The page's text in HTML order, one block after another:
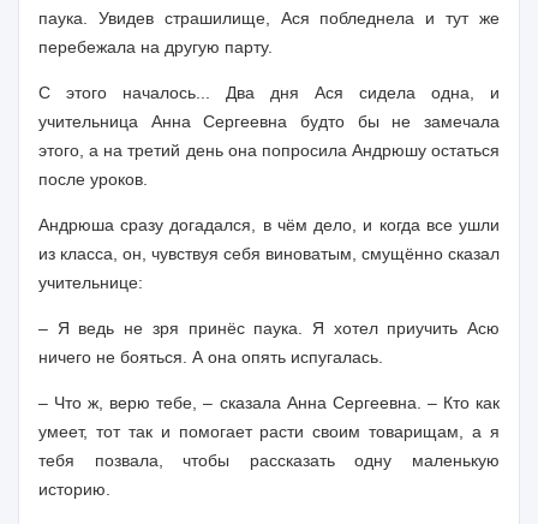
паука. Увидев страшилище, Ася побледнела и тут же
перебежала на другую парту.
С этого началось... Два дня Ася сидела одна, и
учительница Анна Сергеевна будто бы не замечала
этого, а на третий день она попросила Андрюшу остаться
после уроков.
Андрюша сразу догадался, в чём дело, и когда все ушли
из класса, он, чувствуя себя виноватым, смущённо сказал
учительнице:
– Я ведь не зря принёс паука. Я хотел приучить Асю
ничего не бояться. А она опять испугалась.
– Что ж, верю тебе, – сказала Анна Сергеевна. – Кто как
умеет, тот так и помогает расти своим товарищам, а я
тебя позвала, чтобы рассказать одну маленькую
историю.